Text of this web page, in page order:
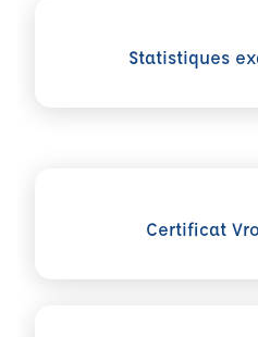
Statistiques
Certificat